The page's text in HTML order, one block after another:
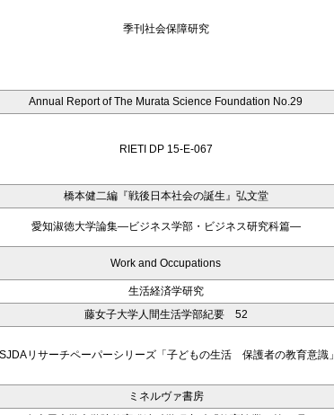
季刊社会保障研究
Annual Report of The Murata Science Foundation No.29
RIETI DP 15-E-067
橋本健二編『戦後日本社会の誕生』弘文堂
愛知淑徳大学論集―ビジネス学部・ビジネス研究科篇―
Work and Occupations
生活経済学研究
藤女子大学人間生活学部紀要 52
リサーチペーパーシリーズ「子どもの生活 保護者の教育意識」
ミネルヴァ書房